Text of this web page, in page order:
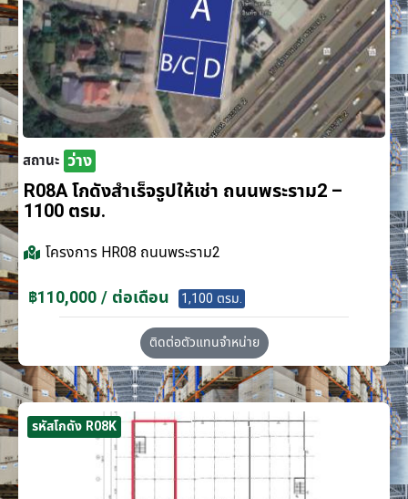
สถานะ ว่าง
R08A โกดังสำเร็จรูปให้เช่า ถนนพระราม2 –
1100 ตรม.
โครงการ HR08 ถนนพระราม2
฿110,000 / ต่อเดือน 1,100 ตรม.
ติดต่อตัวแทนจำหน่าย
รหัสโกดัง R08K